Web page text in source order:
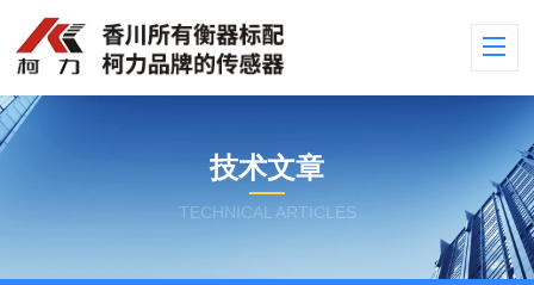
技术文章
TECHNICAL ARTICLES